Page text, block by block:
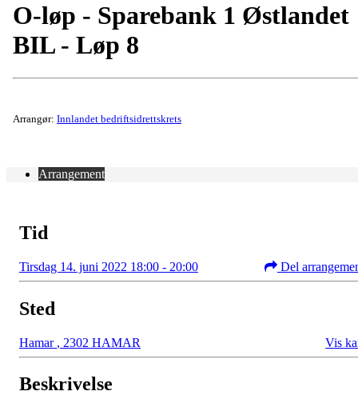
O-løp - Sparebank 1 Østlandet
BIL - Løp 8
Arrangør: Innlandet bedriftsidrettskrets
Arrangement
Tid
Tirsdag 14. juni 2022 18:00 - 20:00 Del
Sted
Hamar , 2302 HAMAR Vis
Beskrivelse